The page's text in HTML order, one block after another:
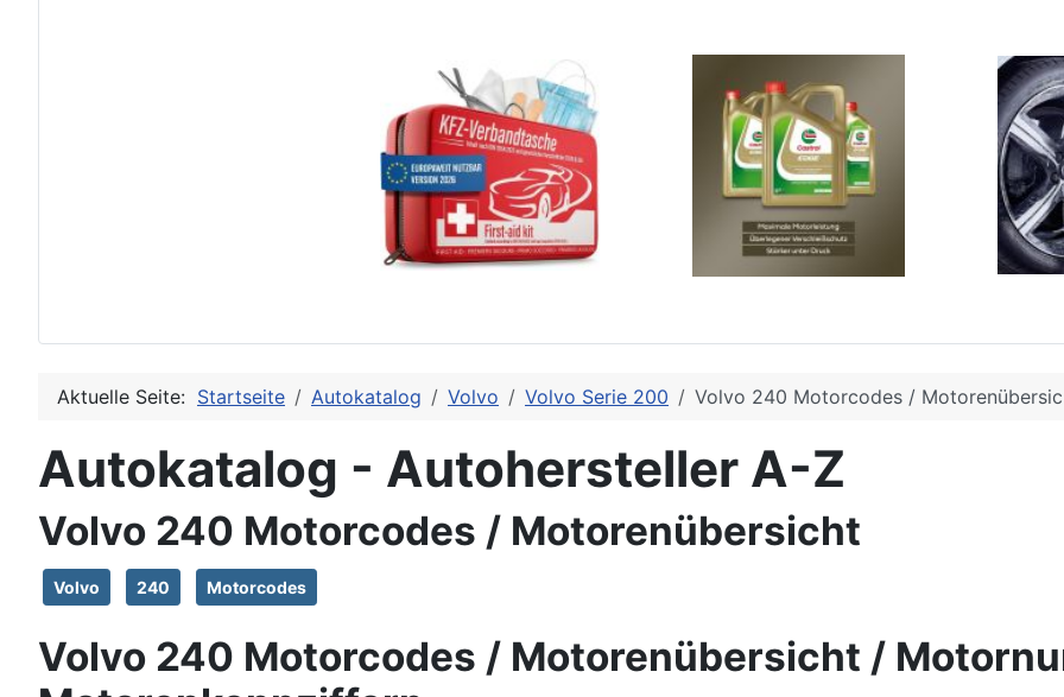
Aktuelle Seite: Startseite Autokatalog Volvo Volvo Serie 200 Volvo 240 Motorcodes /
Autokatalog - Autohersteller A-Z
Volvo 240 Motorcodes / Motorenübersicht
Volvo 240 Motorcodes
Volvo 240 Motorcodes / Motorenübersicht /